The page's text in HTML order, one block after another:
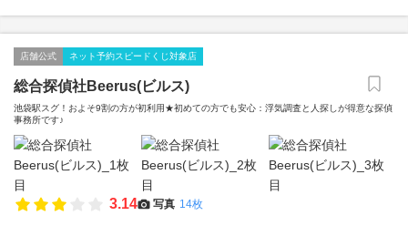
店舗公式 ネット予約スピードくじ対象店
総合探偵社Beerus(ビルス)
池袋駅スグ！およそ9割の方が初利用★初めての方でも安心：浮気調査と人探しが得意な探偵
事務所です♪
3.14 写真 14枚